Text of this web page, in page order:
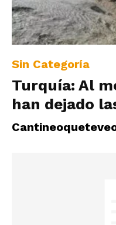
Sin Categoría
Turquía: Al
han dejado